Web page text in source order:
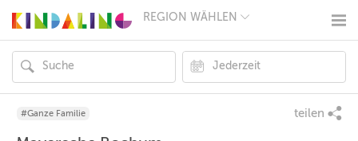
REGION WÄHLEN
MÜNCHEN
HAMBURG
FRANKFURT
KÖLN
#Ganze Familie teilen